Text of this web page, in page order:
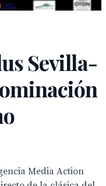
Sevilla-
Media Action